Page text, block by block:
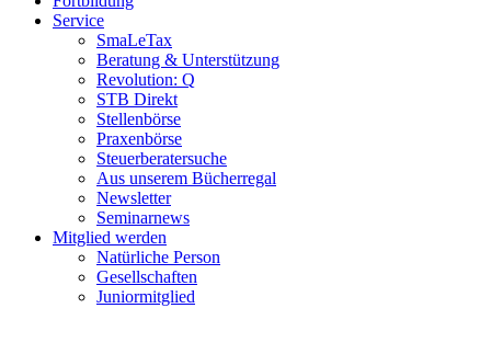
Service
SmaLeTax
Beratung & Unterstützung
Revolution: Q
STB Direkt
Stellenbörse
Praxenbörse
Steuerberatersuche
Aus unserem Bücherregal
Newsletter
Seminarnews
Mitglied werden
Natürliche Person
Gesellschaften
Juniormitglied